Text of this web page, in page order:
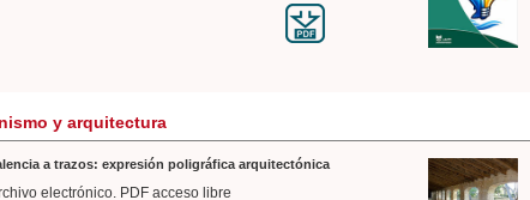
y arquitectura
a trazos: expresión poligráfica arquitectónica
electrónico. PDF acceso libre